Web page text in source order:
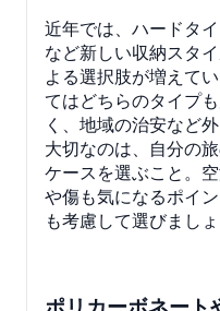
近年では、ハードタ
など新しい収納スタ
よる選択肢が増えて
てはどちらのタイプ
く、地域の治安など
大切なのは、自分の
ケースを選ぶこと。
や傷も気になるポイ
も考慮して選びましょ